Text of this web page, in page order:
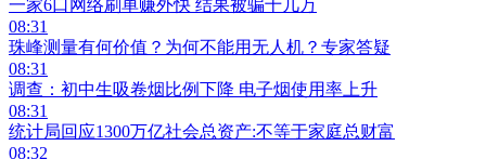
一家6口网络刷单赚外快 结果被骗十几万
08:31
珠峰测量有何价值？为何不能用无人机？专家答疑
08:31
调查：初中生吸卷烟比例下降 电子烟使用率上升
08:31
统计局回应1300万亿社会总资产:不等于家庭总财富
08:32